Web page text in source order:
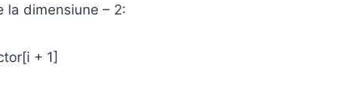
dimensiune – 2:
+ 1]